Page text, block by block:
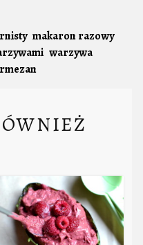
makaron razowy
warzywa